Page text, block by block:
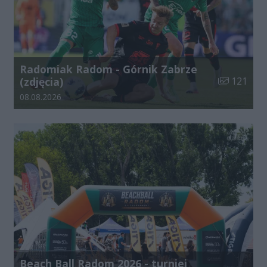
Radomiak Radom - Górnik Zabrze
(zdjęcia)
Liczba
121
Data dodania galerii:
08.08.2026
Beach Ball Radom 2026 - turniej